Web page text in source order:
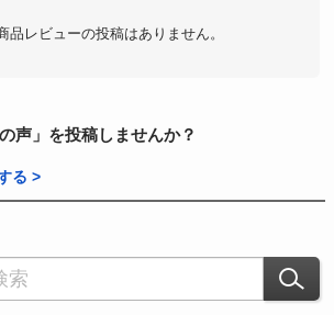
品レビューの投稿はありません。
声」を投稿しませんか？
る >